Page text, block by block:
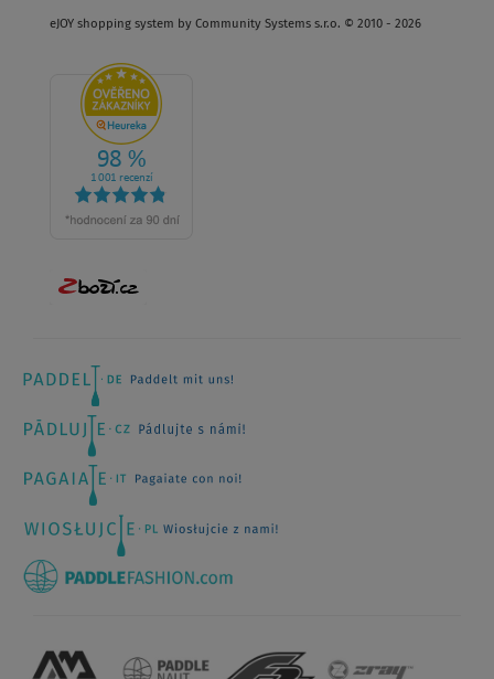
eJOY shopping system by Community Systems s.r.o. © 2010 - 2026